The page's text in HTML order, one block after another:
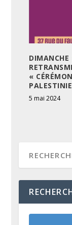
«
5 mai 2024